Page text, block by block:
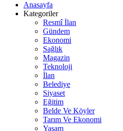
Anasayfa
Kategoriler
Resmî İlan
Gündem
Ekonomi
Sağlık
Magazin
Teknoloji
İlan
Belediye
Siyaset
Eğitim
Belde Ve Köyler
Tarım Ve Ekonomi
Yaşam